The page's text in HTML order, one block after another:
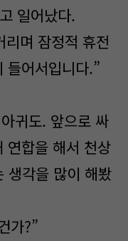
일어났다.
며 잠정적 휴전
들어서입니다.”
귀도. 앞으로 싸
연합을 해서 천상
생각을 많이 해봤
가?”